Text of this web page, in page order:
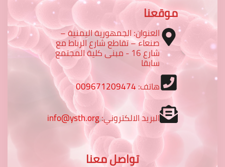
موقعنا
العنوان: الجمهورية اليمنية –
صنعاء – تقاطع شارع الرباط مع
شارع 16 - مبنى كلية المجتمع
سابقا
هاتف:009671209474
البريد الالكتروني:info@ysth.org
تواصل معنا